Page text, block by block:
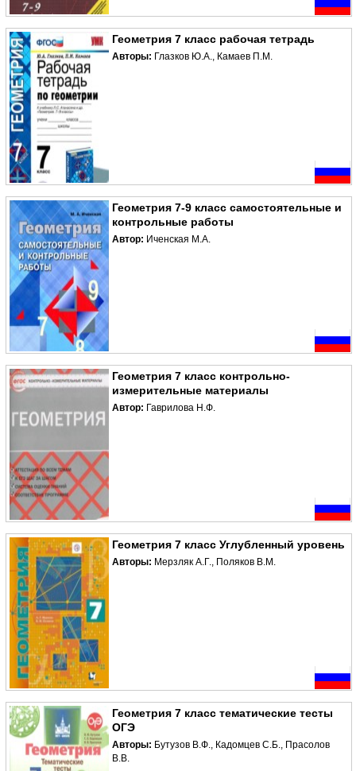
Геометрия 7 класс рабочая тетрадь
Авторы: Глазков Ю.А., Камаев П.М.
Геометрия 7-9 класс самостоятельные и
контрольные работы
Автор: Иченская М.А.
Геометрия 7 класс контрольно-
измерительные материалы
Автор: Гаврилова Н.Ф.
Геометрия 7 класс Углубленный уровень
Авторы: Мерзляк А.Г., Поляков В.М.
Геометрия 7 класс тематические тесты
ОГЭ
Авторы: Бутузов В.Ф., Кадомцев С.Б., Прасолов
В.В.